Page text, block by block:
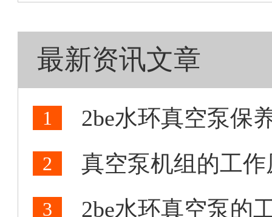
最新资讯文章
1 2be水环真空泵保
2 真空泵机组的工
3 2be水环真空泵的